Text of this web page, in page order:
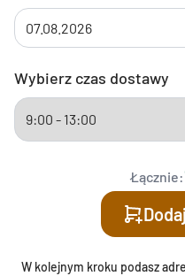
Wybierz czas dostawy
Łącznie:
W kolejnym kroku podasz